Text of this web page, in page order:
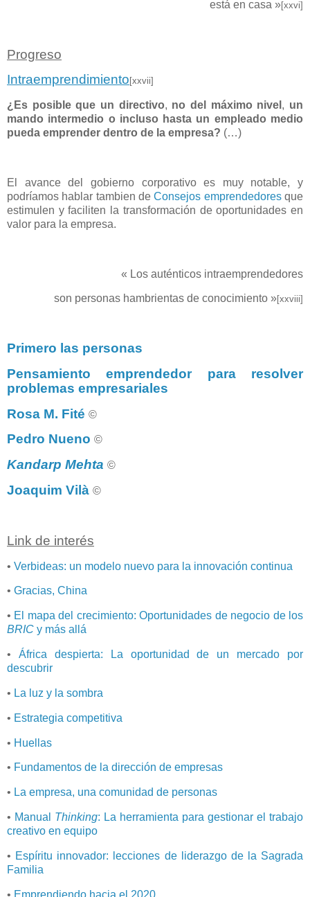
está en casa »[xxvi]
Progreso
Intraemprendimiento [xxvii]
¿Es posible que un directivo, no del máximo nivel , un
mando intermedio o incluso hasta un empleado medio
pueda emprender dentro de la empresa? (…)
El avance del gobierno corporativo es muy notable, y
podríamos hablar tambien deConsejos emprendedoresque
estimulen y faciliten la transformación de oportunidades en
valor para la empresa.
« Los auténticos intraemprendedores
son personas hambrientas de conocimiento »[xxviii]
Primero las personas
Pensamiento emprendedor para resolver
problemas empresariales
Rosa M. Fité ©
Pedro Nueno ©
Kandarp Mehta ©
Joaquim Vilà ©
Link de interés
• Verbideas: un modelo nuevo para la innovación continua
• Gracias, China
• El mapa del crecimiento: Oportunidades de negocio de los
BRIC y más allá
• África despierta: La oportunidad de un mercado por
descubrir
• La luz y la sombra
• Estrategia competitiva
• Huellas
• Fundamentos de la dirección de empresas
• La empresa, una comunidad de personas
• Manual Thinking: La herramienta para gestionar el trabajo
creativo en equipo
• Espíritu innovador: lecciones de liderazgo de la Sagrada
Familia
• Emprendiendo hacia el 2020